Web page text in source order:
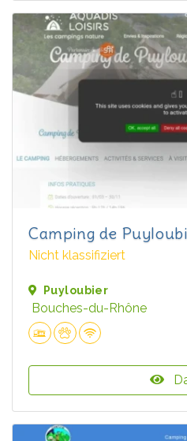
Camping de
Nicht klassifiziert
Puyloubier
Bouches-du-Rhône